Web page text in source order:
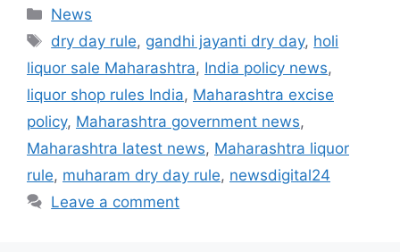
Categories
News
Tags
dry day rule, gandhi jayanti dry day, holi
liquor sale Maharashtra, India policy news,
liquor shop rules India, Maharashtra excise
policy, Maharashtra government news,
Maharashtra latest news, Maharashtra liquor
rule, muharam dry day rule, newsdigital24
Leave a comment